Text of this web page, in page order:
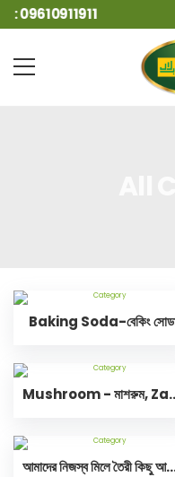
09610911911
Baking Soda-বেকিং
Mushroom -
আমাদের নিজস্ব মিলে